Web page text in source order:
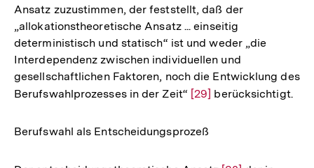
Ansatz zuzustimmen, der feststellt, daß der
„allokationstheoretische Ansatz ... einseitig
deterministisch und statisch“ ist und weder „die
Interdependenz zwischen individuellen und
gesellschaftlichen Faktoren, noch die Entwicklung des
Berufswahlprozesses in der Zeit“ Zur
der
[29] berücksichtigt.
Berufswahl als Entscheidungsprozeß